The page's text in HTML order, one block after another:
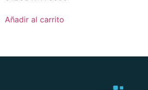
Añadir al carrito